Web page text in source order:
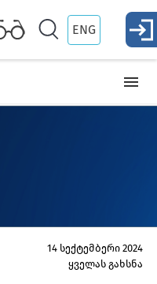
ENG
14 სექტემბერი 2024
ყველას გახსნა